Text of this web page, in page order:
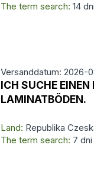
The term search: 14 dni
Versanddatum: 2026-
ICH SUCHE EINEN
LAMINATBÖDEN.
Land: Republika
The term search: 7 dni